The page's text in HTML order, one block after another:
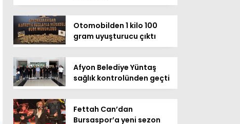
Otomobilden 1 kilo 100
gram uyuşturucu çıktı
Afyon Belediye Yüntaş
sağlık kontrolünden geçti
Fettah Can’dan
Bursaspor’a yeni sezon